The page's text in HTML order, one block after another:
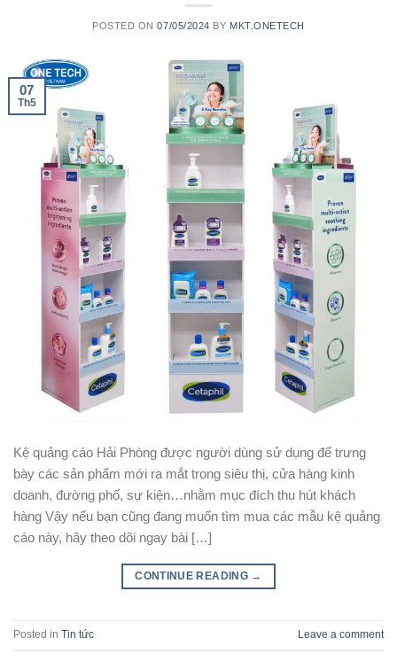
POSTED ON07/05/2024 BY MKT.ONETECH
07
Th5
Kệ quảng cáo Hải Phòng được người dùng sử dụng để trưng
bày các sản phẩm mới ra mắt trong siêu thị, cửa hàng kinh
doanh, đường phố, sự kiện…nhằm mục đích thu hút khách
hàng Vậy nếu bạn cũng đang muốn tìm mua các mẫu kệ quảng
cáo này, hãy theo dõi ngay bài […]
CONTINUE READING →
Posted in Tin tức Leave a comment